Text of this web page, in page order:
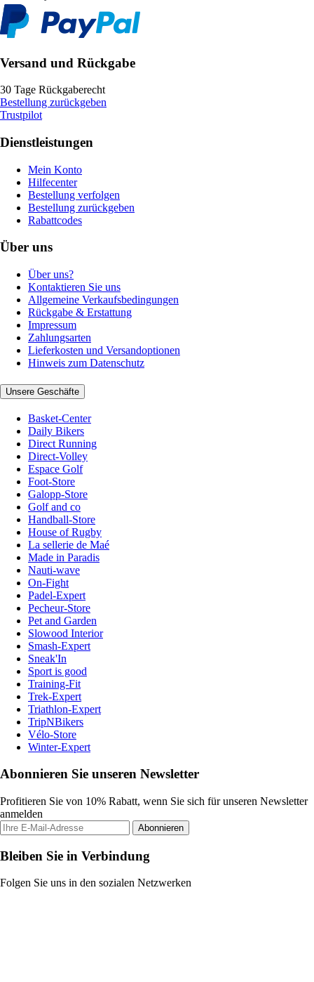
Versand und Rückgabe
30 Tage Rückgaberecht
Bestellung zurückgeben
Trustpilot
Dienstleistungen
Mein Konto
Hilfecenter
Bestellung verfolgen
Bestellung zurückgeben
Rabattcodes
Über uns
Über uns?
Kontaktieren Sie uns
Allgemeine Verkaufsbedingungen
Rückgabe & Erstattung
Impressum
Zahlungsarten
Lieferkosten und Versandoptionen
Hinweis zum Datenschutz
Unsere Geschäfte
Basket-Center
Daily Bikers
Direct Running
Direct-Volley
Espace Golf
Foot-Store
Galopp-Store
Golf and co
Handball-Store
House of Rugby
La sellerie de Maé
Made in Paradis
Nauti-wave
On-Fight
Padel-Expert
Pecheur-Store
Pet and Garden
Slowood Interior
Smash-Expert
Sneak'In
Sport is good
Training-Fit
Trek-Expert
Triathlon-Expert
TripNBikers
Vélo-Store
Winter-Expert
Abonnieren Sie unseren Newsletter
Profitieren Sie von 10% Rabatt, wenn Sie sich für unseren Newsletter
anmelden
Abonnieren
Bleiben Sie in Verbindung
Folgen Sie uns in den sozialen Netzwerken